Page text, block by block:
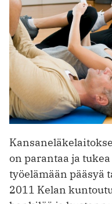
on parantaa ja
työelämään pääsyä
2011 Kelan